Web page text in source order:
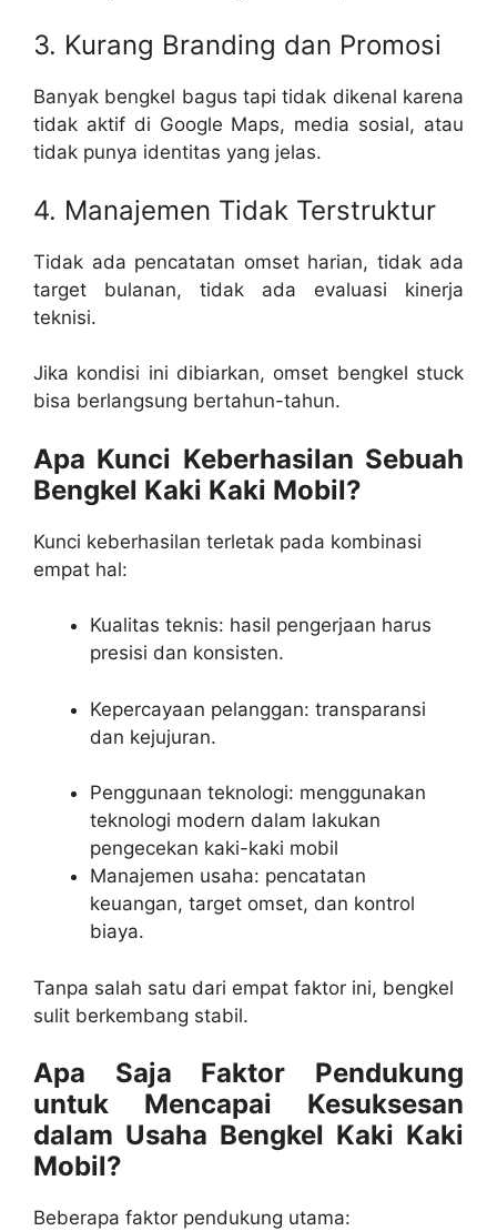
3. Kurang Branding dan Promosi
Banyak bengkel bagus tapi tidak dikenal karena
tidak aktif di Google Maps, media sosial, atau
tidak punya identitas yang jelas.
4. Manajemen Tidak Terstruktur
Tidak ada pencatatan omset harian, tidak ada
target bulanan, tidak ada evaluasi kinerja
teknisi.
Jika kondisi ini dibiarkan, omset bengkel stuck
bisa berlangsung bertahun-tahun.
Apa Kunci Keberhasilan Sebuah
Bengkel Kaki Kaki Mobil?
Kunci keberhasilan terletak pada kombinasi
empat hal:
Kualitas teknis: hasil pengerjaan harus
presisi dan konsisten.
Kepercayaan pelanggan: transparansi
dan kejujuran.
Penggunaan teknologi: menggunakan
teknologi modern dalam lakukan
pengecekan kaki-kaki mobil
Manajemen usaha: pencatatan
keuangan, target omset, dan kontrol
biaya.
Tanpa salah satu dari empat faktor ini, bengkel
sulit berkembang stabil.
Apa Saja Faktor Pendukung
untuk Mencapai Kesuksesan
dalam Usaha Bengkel Kaki Kaki
Mobil?
Beberapa faktor pendukung utama: